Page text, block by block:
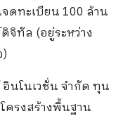
ดทะเบียน 100 ล้าน
ทัล (อยู่ระหว่าง
นโนเวชั่น จำกัด ทุน
รงสร้างพื้นฐาน